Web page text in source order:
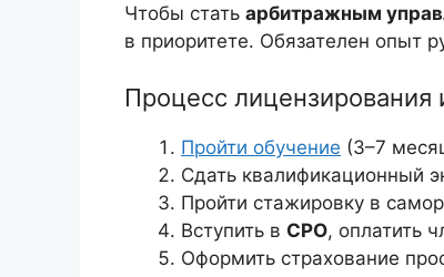
Чтобы стать арбитражным
в приоритете. Обязателен опыт
Процесс
Пройти обучение (3–7
Сдать квалификационный
Пройти стажировку в
Вступить в СРО, оплатить
Оформить страхование